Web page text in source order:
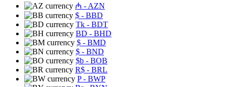
₼ - AZN
$ - BBD
Tk - BDT
BD - BHD
$ - BMD
$ - BND
$b - BOB
R$ - BRL
P- BWP